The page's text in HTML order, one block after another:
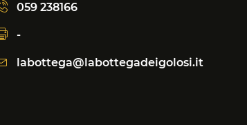
059 238166
-
labottega@labottegadeigolosi.it